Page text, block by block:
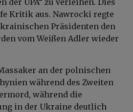
Kritik aus. Nawrocki regte
Präsidenten den
vom Weißen Adler wieder
an der polnischen
während des Zweiten
während die
in der Ukraine deutlich